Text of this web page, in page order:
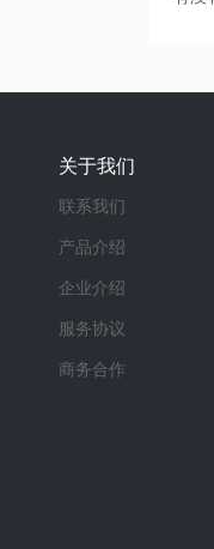
关于我们
联系我们
产品介绍
企业介绍
服务协议
商务合作